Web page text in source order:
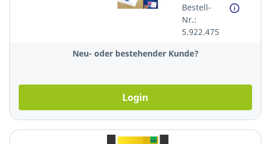
85x54mm,
glossy, weiss, Pk.
à 200 Stk
Bestell-
Nr.:
5.922.475
Neu- oder bestehender Kunde?
Login